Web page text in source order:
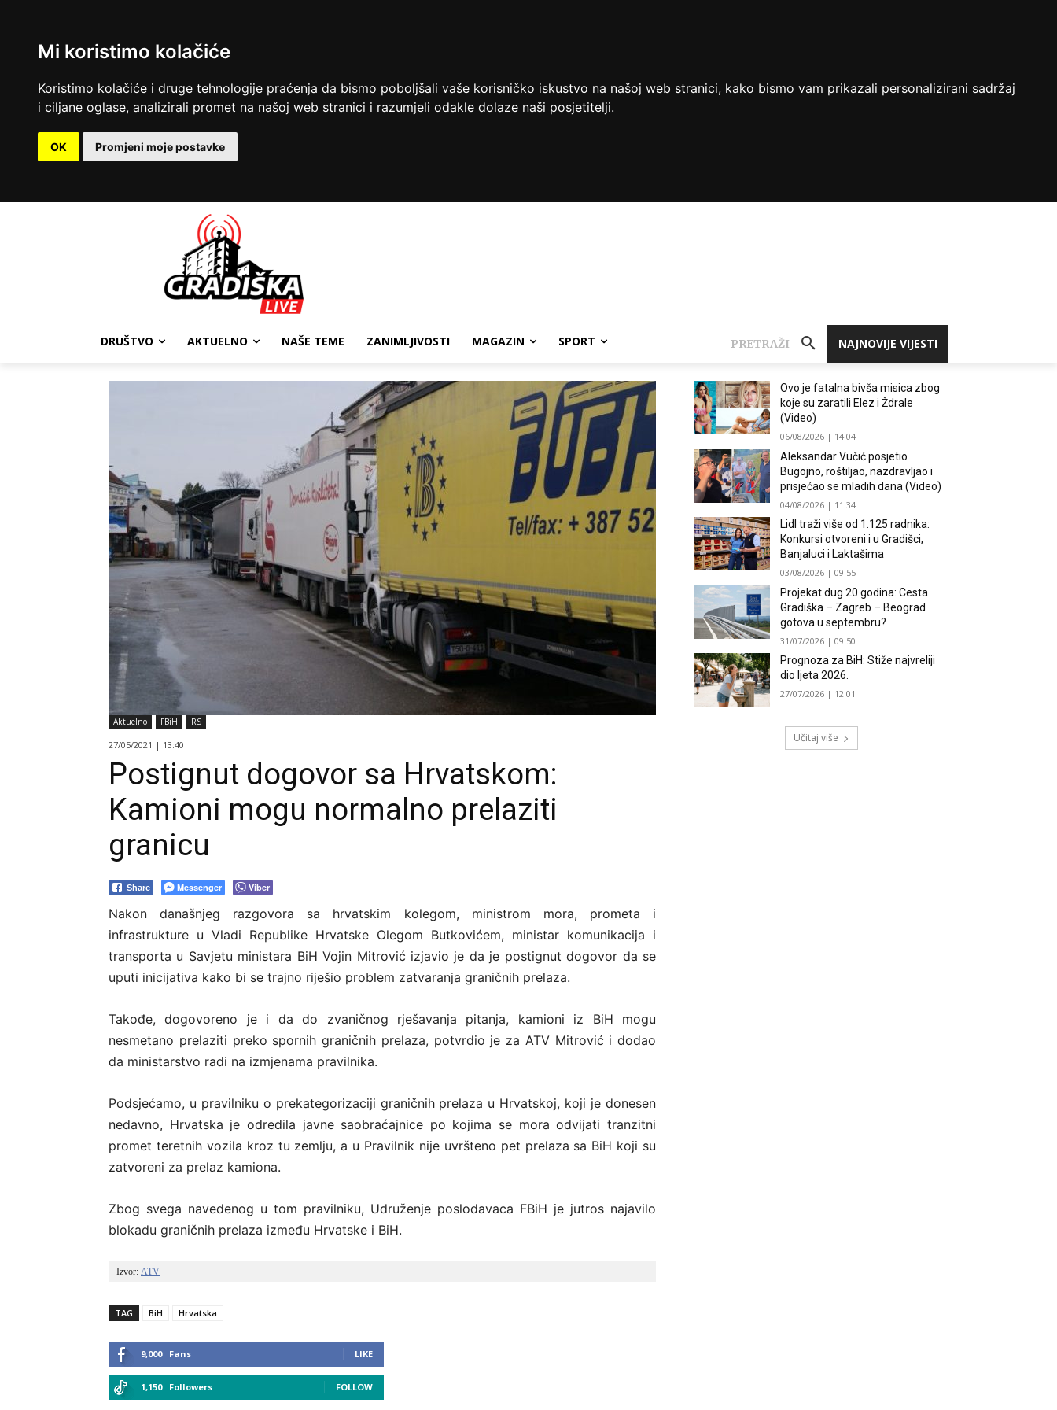
Mi koristimo kolačiće
Koristimo kolačiće i druge tehnologije praćenja da bismo poboljšali vaše korisničko iskustvo na našoj web stranici, kako bismo vam prikazali personalizirani sadržaj
i ciljane oglase, analizirali promet na našoj web stranici i razumjeli odakle dolaze naši posjetitelji.
OK Promjeni moje postavke
DRUŠTVO AKTUELNO NAŠE TEME ZANIMLJIVOSTI MAGAZIN SPORT NAJNOVIJE VIJESTI
PRETRAŽI
Aktuelno FBiH RS
27/05/2021 | 13:40
Postignut dogovor sa Hrvatskom:
Kamioni mogu normalno prelaziti
granicu
Share Messenger Viber
Nakon današnjeg razgovora sa hrvatskim kolegom, ministrom mora, prometa i
infrastrukture u Vladi Republike Hrvatske Olegom Butkovićem, ministar komunikacija i
transporta u Savjetu ministara BiH Vojin Mitrović izjavio je da je postignut dogovor da se
uputi inicijativa kako bi se trajno riješio problem zatvaranja graničnih prelaza.
Takođe, dogovoreno je i da do zvaničnog rješavanja pitanja, kamioni iz BiH mogu
nesmetano prelaziti preko spornih graničnih prelaza, potvrdio je za ATV Mitrović i dodao
da ministarstvo radi na izmjenama pravilnika.
Podsjećamo, u pravilniku o prekategorizaciji graničnih prelaza u Hrvatskoj, koji je donesen
nedavno, Hrvatska je odredila javne saobraćajnice po kojima se mora odvijati tranzitni
promet teretnih vozila kroz tu zemlju, a u Pravilnik nije uvršteno pet prelaza sa BiH koji su
zatvoreni za prelaz kamiona.
Zbog svega navedenog u tom pravilniku, Udruženje poslodavaca FBiH je jutros najavilo
blokadu graničnih prelaza između Hrvatske i BiH.
Izvor: ATV
TAG BiH Hrvatska
9,000 Fans LIKE
1,150 Followers FOLLOW
Ovo je fatalna bivša misica zbog
koje su zaratili Elez i Ždrale
(Video)
06/08/2026 | 14:04
Aleksandar Vučić posjetio
Bugojno, roštiljao, nazdravljao i
prisjećao se mladih dana (Video)
04/08/2026 | 11:34
Lidl traži više od 1.125 radnika:
Konkursi otvoreni i u Gradišci,
Banjaluci i Laktašima
03/08/2026 | 09:55
Projekat dug 20 godina: Cesta
Gradiška – Zagreb – Beograd
gotova u septembru?
31/07/2026 | 09:50
Prognoza za BiH: Stiže najvreliji
dio ljeta 2026.
27/07/2026 | 12:01
Učitaj više